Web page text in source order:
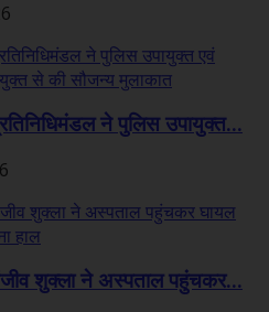
ने पुलिस उपायुक्त...
शुक्ला ने अस्पताल पहुंचकर...